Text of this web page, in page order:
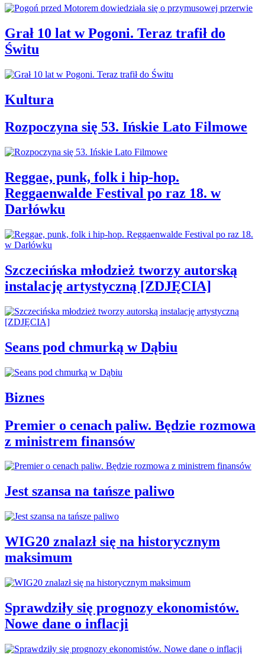
Grał 10 lat w Pogoni. Teraz trafił do
Świtu
Kultura
Rozpoczyna się 53. Ińskie Lato Filmowe
Reggae, punk, folk i hip-hop.
Reggaenwalde Festival po raz 18. w
Darłówku
Szczecińska młodzież tworzy autorską
instalację artystyczną [ZDJĘCIA]
Seans pod chmurką w Dąbiu
Biznes
Premier o cenach paliw. Będzie rozmowa
z ministrem finansów
Jest szansa na tańsze paliwo
WIG20 znalazł się na historycznym
maksimum
Sprawdziły się prognozy ekonomistów.
Nowe dane o inflacji